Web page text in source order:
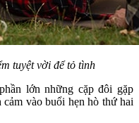
tuyệt vời để tỏ tình
lớn những cặp đôi gặp
cảm vào buổi hẹn hò thứ hai